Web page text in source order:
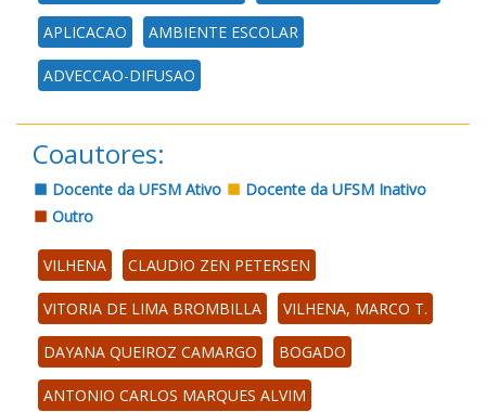
APLICACAO AMBIENTE ESCOLAR
ADVECCAO-DIFUSAO
Coautores:
Docente da UFSM Ativo
Docente da UFSM Inativo
Outro
VILHENA CLAUDIO ZEN PETERSEN
VITORIA DE LIMA BROMBILLA VILHENA, MARCO T.
DAYANA QUEIROZ CAMARGO BOGADO
ANTONIO CARLOS MARQUES ALVIM